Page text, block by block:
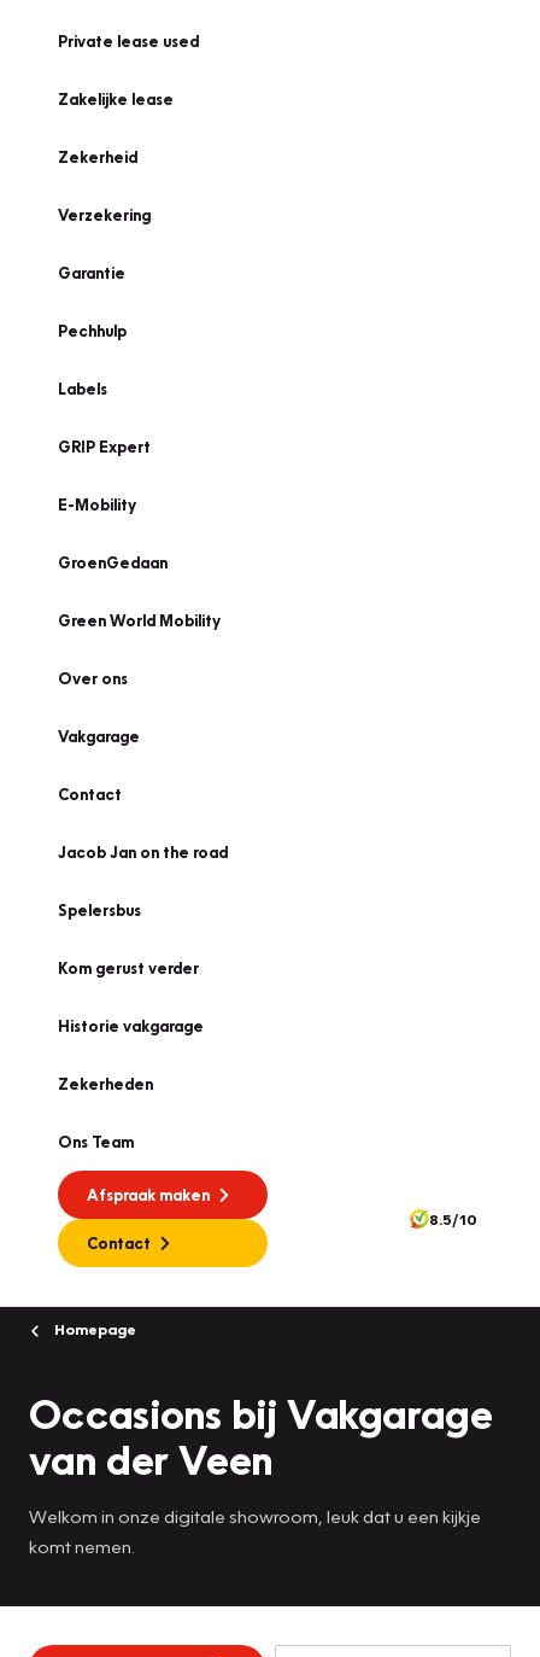
Private lease used
Zakelijke lease
Zekerheid
Verzekering
Garantie
Pechhulp
Labels
GRIP Expert
E-Mobility
GroenGedaan
Green World Mobility
Over ons
Vakgarage
Contact
Jacob Jan on the road
Spelersbus
Kom gerust verder
Historie vakgarage
Zekerheden
Ons Team
Afspraak maken
Contact
8.5/10
Homepage
Occasions bij Vakgarage
van der Veen
Welkom in onze digitale showroom, leuk dat u een kijkje
komt nemen.